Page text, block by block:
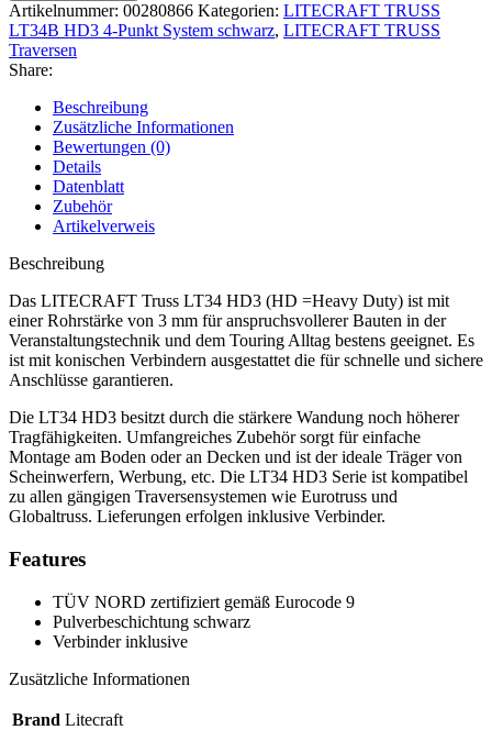
Artikelnummer: 00280866 Kategorien: LITECRAFT TRUSS
LT34B HD3 4-Punkt System schwarz, LITECRAFT TRUSS
Traversen
Share:
Beschreibung
Zusätzliche Informationen
Bewertungen (0)
Details
Datenblatt
Zubehör
Artikelverweis
Beschreibung
Das LITECRAFT Truss LT34 HD3 (HD =Heavy Duty) ist mit
einer Rohrstärke von 3 mm für anspruchsvollerer Bauten in der
Veranstaltungstechnik und dem Touring Alltag bestens geeignet. Es
ist mit konischen Verbindern ausgestattet die für schnelle und sichere
Anschlüsse garantieren.
Die LT34 HD3 besitzt durch die stärkere Wandung noch höherer
Tragfähigkeiten. Umfangreiches Zubehör sorgt für einfache
Montage am Boden oder an Decken und ist der ideale Träger von
Scheinwerfern, Werbung, etc. Die LT34 HD3 Serie ist kompatibel
zu allen gängigen Traversensystemen wie Eurotruss und
Globaltruss. Lieferungen erfolgen inklusive Verbinder.
Features
TÜV NORD zertifiziert gemäß Eurocode 9
Pulverbeschichtung schwarz
Verbinder inklusive
Zusätzliche Informationen
Brand Litecraft